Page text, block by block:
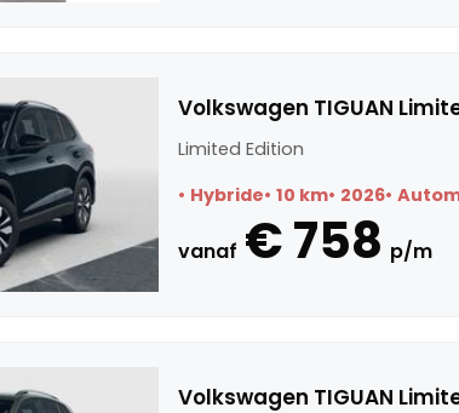
Volkswagen TIGUAN
Limited Edition
Hybride 10 km 2026
vanaf € 758 p/m
Volkswagen TIGUAN